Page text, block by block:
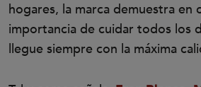
hogares, la marca demuestra en
importancia de cuidar todos los
llegue siempre con la máxima